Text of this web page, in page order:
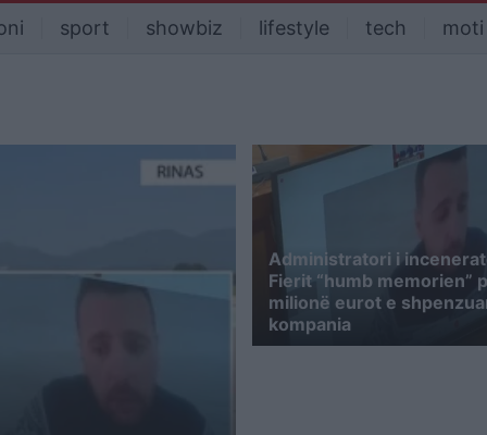
sport showbiz lifestyle tech moti
Administratori i
Fierit “humb memorien”
milionë eurot e
kompania